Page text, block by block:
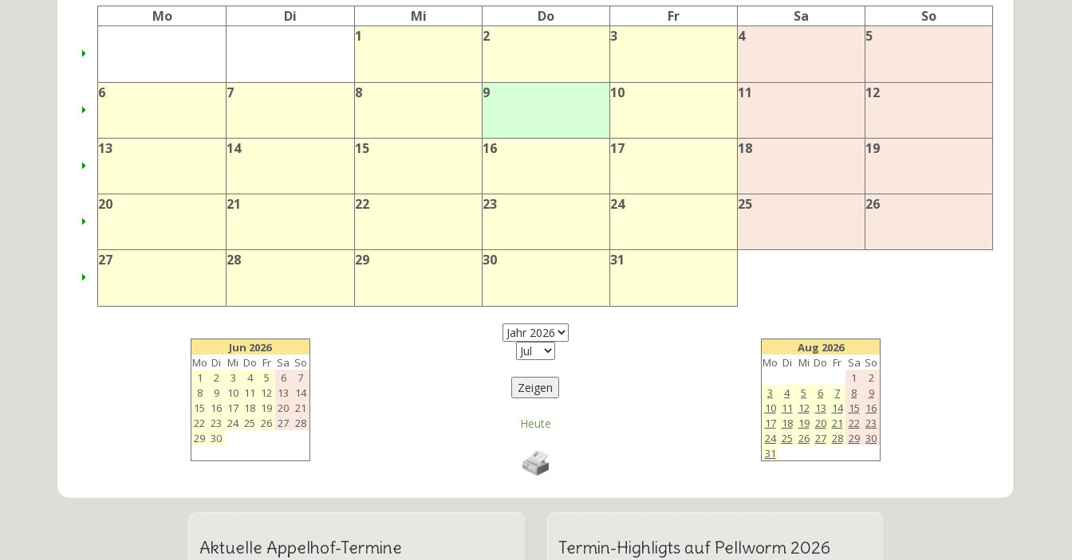
Mo Di Mi Do Fr Sa
So
1
2 3 4 5
6 7 8 9 10 11 12
13 14 15 16 17 18 19
20 21 22 23 24 25 26
27 28 29 30 31
Jun 2026
Mo Di Mi Do Fr Sa So
1
2 3 4 5 6
7
8
9 10 11 12 13 14
15 16 17 18 19 20 21
22 23 24 25 26 27 28
29 30
Heute
Aug 2026
Mo Di Mi Do Fr Sa So
1
2
3
4 5 6 7 8
9
10 11 12 13 14 15 16
17 18 19 20 21 22 23
24 25 26 27 28 29 30
31
Aktuelle Appelhof-Termine Termin-Highligts auf Pellworm 2026